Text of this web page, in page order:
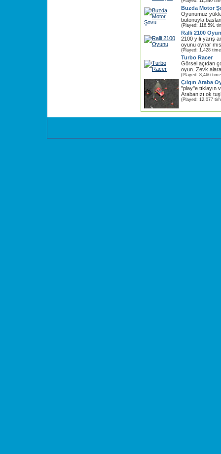
Buzda Motor
Oyunumuz
butonuyla
(Played: 116,591
Ralli 2100
2100 yılı yarış
oyunu oynar
(Played: 1,428
Turbo Racer
Görsel açıdan
oyun. Zevk
(Played: 8,466
Çılgın Araba
"play"e tıklayın
Arabanızı ok
(Played: 12,077